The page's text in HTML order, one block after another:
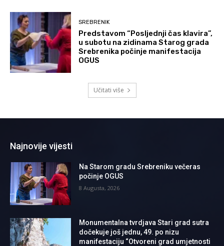
SREBRENIK
Predstavom “Posljednji čas klavira”,
u subotu na zidinama Starog grada
Srebrenika počinje manifestacija
OGUS
Učitati više
Najnovije vijesti
Na Starom gradu Srebreniku večeras
počinje OGUS
8 Augusta, 2026
Monumentalna tvrdjava Stari grad sutra
dočekuje još jednu, 49. po nizu
manifestaciju “Otvoreni grad umjetnosti